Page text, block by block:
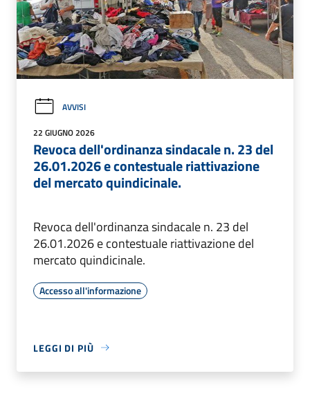
AVVISI
22 GIUGNO 2026
Revoca dell'ordinanza sindacale n. 23 del
26.01.2026 e contestuale riattivazione
del mercato quindicinale.
Revoca dell'ordinanza sindacale n. 23 del
26.01.2026 e contestuale riattivazione del
mercato quindicinale.
Accesso all'informazione
LEGGI DI PIÙ